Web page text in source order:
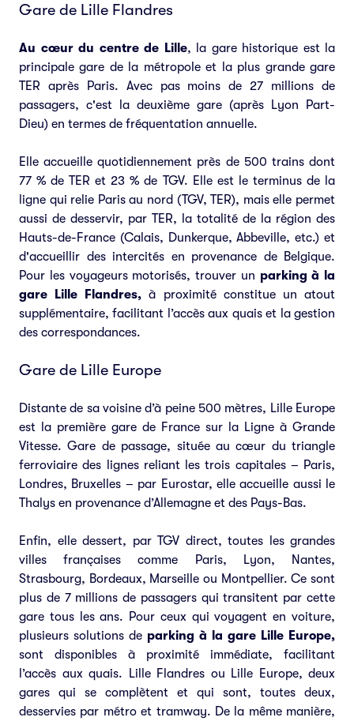
Gare de Lille Flandres
Au cœur du centre de Lille, la gare historique est la
principale gare de la métropole et la plus grande gare
TER après Paris. Avec pas moins de 27 millions de
passagers, c'est la deuxième gare (après Lyon Part-
Dieu) en termes de fréquentation annuelle.
Elle accueille quotidiennement près de 500 trains dont
77 % de TER et 23 % de TGV. Elle est le terminus de la
ligne qui relie Paris au nord (TGV, TER), mais elle permet
aussi de desservir, par TER, la totalité de la région des
Hauts-de-France (Calais, Dunkerque, Abbeville, etc.) et
d'accueillir des intercités en provenance de Belgique.
Pour les voyageurs motorisés, trouver un parking à la
gare Lille Flandres, à proximité constitue un atout
supplémentaire, facilitant l’accès aux quais et la gestion
des correspondances.
Gare de Lille Europe
Distante de sa voisine d’à peine 500 mètres, Lille Europe
est la première gare de France sur la Ligne à Grande
Vitesse. Gare de passage, située au cœur du triangle
ferroviaire des lignes reliant les trois capitales – Paris,
Londres, Bruxelles – par Eurostar, elle accueille aussi le
Thalys en provenance d’Allemagne et des Pays-Bas.
Enfin, elle dessert, par TGV direct, toutes les grandes
villes françaises comme Paris, Lyon, Nantes,
Strasbourg, Bordeaux, Marseille ou Montpellier. Ce sont
plus de 7 millions de passagers qui transitent par cette
gare tous les ans. Pour ceux qui voyagent en voiture,
plusieurs solutions de parking à la gare Lille Europe,
sont disponibles à proximité immédiate, facilitant
l’accès aux quais. Lille Flandres ou Lille Europe, deux
gares qui se complètent et qui sont, toutes deux,
desservies par métro et tramway. De la même manière,